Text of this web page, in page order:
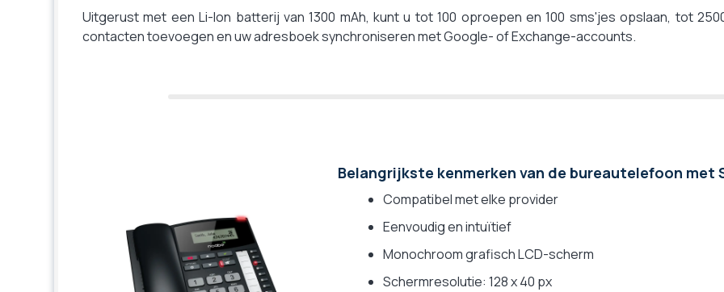
Uitgerust met een Li-Ion batterij van 1300 mAh, kunt u tot 100 oproepen en 100 sms'jes opslaan, tot
contacten toevoegen en uw adresboek synchroniseren met Google- of Exchange-accounts.
Belangrijkste kenmerken van de bureautelefoon met
Compatibel met elke provider
Eenvoudig en intuïtief
Monochroom grafisch LCD-scherm
Schermresolutie: 128 x 40 px